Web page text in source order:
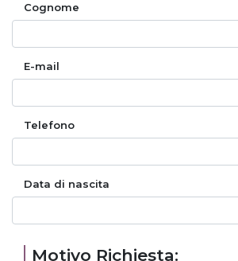
Cognome
E-mail
Telefono
Data di nascita
Motivo Richiesta: